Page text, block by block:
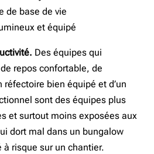
Des équipes qui
repos confortable, de
réfectoire bien équipé et d’un
sont des équipes plus
et surtout moins exposées aux
dort mal dans un bungalow
risque sur un chantier.